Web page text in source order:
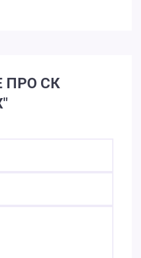
ПРО СК